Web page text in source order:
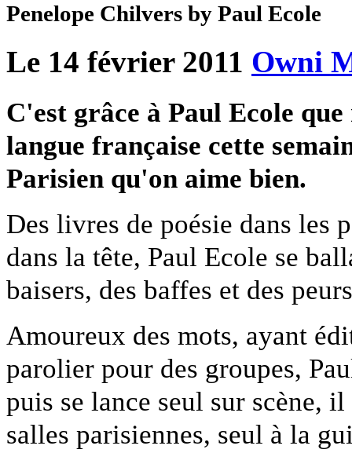
Penelope Chilvers by Paul Ecole
Le 14 février 2011 Owni
C'est grâce à Paul Ecole
langue française cette
Parisien qu'on aime bien.
Des livres de poésie dans les
dans la tête, Paul Ecole se
baisers, des baffes et des
Amoureux des mots, ayant
parolier pour des groupes,
puis se lance seul sur scène,
salles parisiennes, seul à la